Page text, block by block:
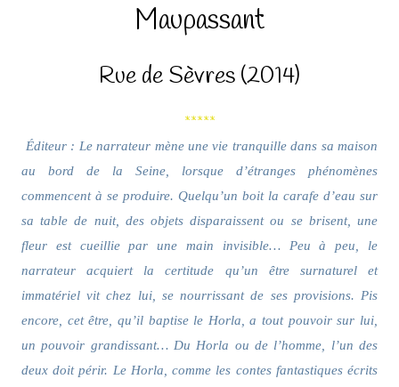
Maupassant
Rue de Sèvres (2014)
*****
Éditeur : Le narrateur mène une vie tranquille dans sa maison
au bord de la Seine, lorsque d’étranges phénomènes
commencent à se produire. Quelqu’un boit la carafe d’eau sur
sa table de nuit, des objets disparaissent ou se brisent, une
fleur est cueillie par une main invisible… Peu à peu, le
narrateur acquiert la certitude qu’un être surnaturel et
immatériel vit chez lui, se nourrissant de ses provisions. Pis
encore, cet être, qu’il baptise le Horla, a tout pouvoir sur lui,
un pouvoir grandissant… Du Horla ou de l’homme, l’un des
deux doit périr. Le Horla, comme les contes fantastiques écrits